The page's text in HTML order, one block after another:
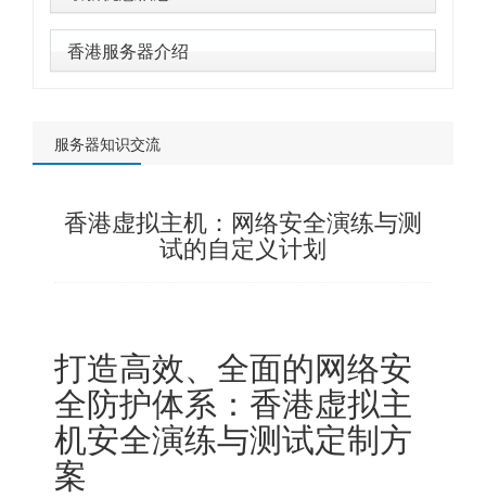
香港服务器介绍
服务器知识交流
香港虚拟主机：网络安全演练与测
试的自定义计划
打造高效、全面的网络安
全防护体系： 香港虚拟主
机安全演练与测试定制方
案